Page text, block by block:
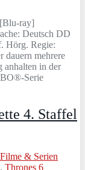
ray]
Deutsch DD
Hörg. Regie:
dauern mehrere
anhalten in der
Serie
4. Staffel
Filme & Serien
, Thrones 6